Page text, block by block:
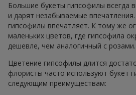
Большие букеты гипсофилы всегда
и дарят незабываемые
гипсофилы впечатляет. К тому же
маленьких цветов, где гипсофила
дешевле, чем аналогичный с розами.
Цветение гипсофилы длится
флористы часто используют букет
следующим преимуществам: